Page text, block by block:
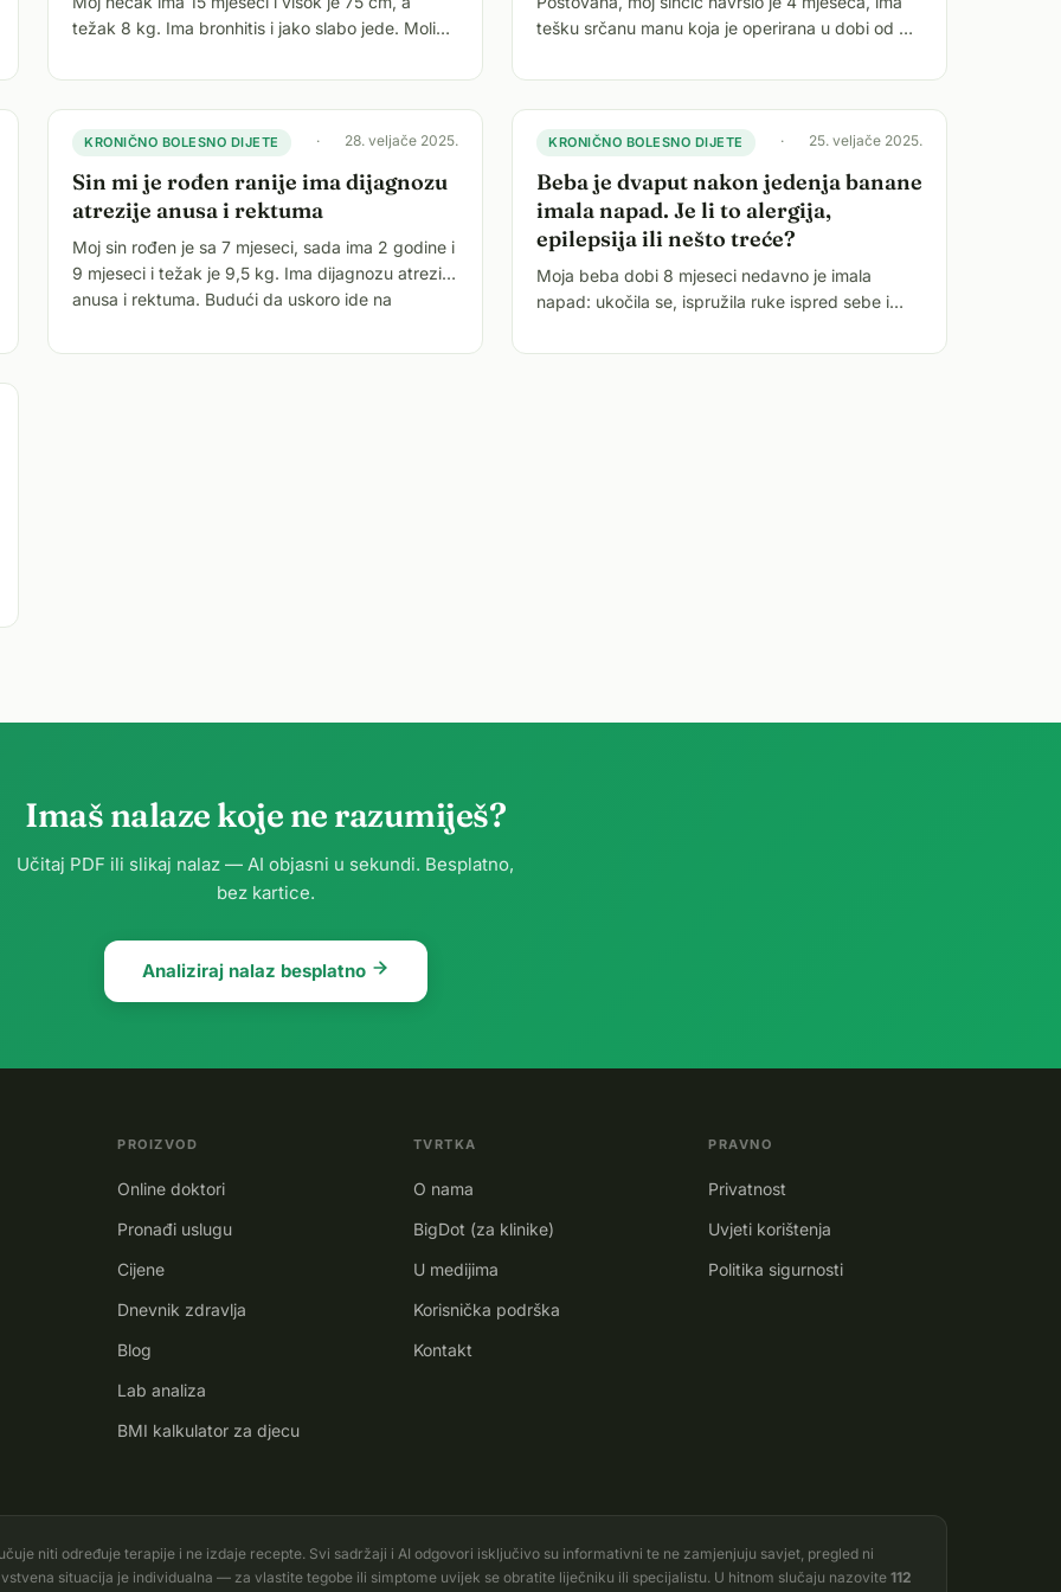
težak 8 kg. Ima bronhitis i jako slabo jede. Molim
mogao udebljati? Ped
tešku srčanu manu koja je operirana u dobi od 2
refluks. Rođen je t
KRONIČNO BOLESNO DIJETE · 28. veljače 2025.
Sin mi je rođen ranije ima dijagnozu
atrezije anusa i rektuma
Moj sin rođen je sa 7 mjeseci, sada ima 2 godine i
9 mjeseci i težak je 9,5 kg. Ima dijagnozu atrezije
anusa i rektuma. Budući da uskoro ide na
KRONIČNO BOLESNO DIJETE · 25. veljače 2025.
Beba je dvaput nakon jedenja banane
imala napad. Je li to alergija,
epilepsija ili nešto treće?
Moja beba dobi 8 mjeseci nedavno je imala
napad: ukočila se, ispružila ruke ispred sebe i
liječniku i načinili ultra
Imaš nalaze koje ne razumiješ?
Učitaj PDF ili slikaj nalaz — AI objasni u sekundi. Besplatno,
bez kartice.
Analiziraj nalaz besplatno
PROIZVOD
Online doktori
Pronađi uslugu
Cijene
Dnevnik zdravlja
Blog
Lab analiza
BMI kalkulator za djecu
TVRTKA
O nama
BigDot (za klinike)
U medijima
Korisnička podrška
Kontakt
PRAVNO
Privatnost
Uvjeti korištenja
Politika sigurnosti
niti određuje terapije i ne izdaje recepte. Svi sadržaji i AI odgovori isključivo su informativni te ne zamjenjuju savjet, pregled ni
situacija je individualna — za vlastite tegobe ili simptome uvijek se obratite liječniku ili specijalistu. U hitnom slučaju nazovite 112